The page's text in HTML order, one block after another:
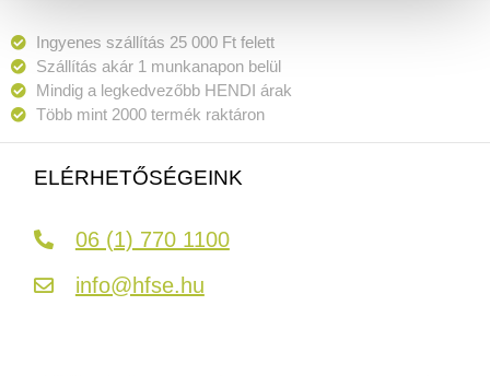
Ingyenes szállítás 25 000 Ft felett
Szállítás akár 1 munkanapon belül
Mindig a legkedvezőbb HENDI árak
Több mint 2000 termék raktáron
ELÉRHETŐSÉGEINK
06 (1) 770 1100
info@hfse.hu